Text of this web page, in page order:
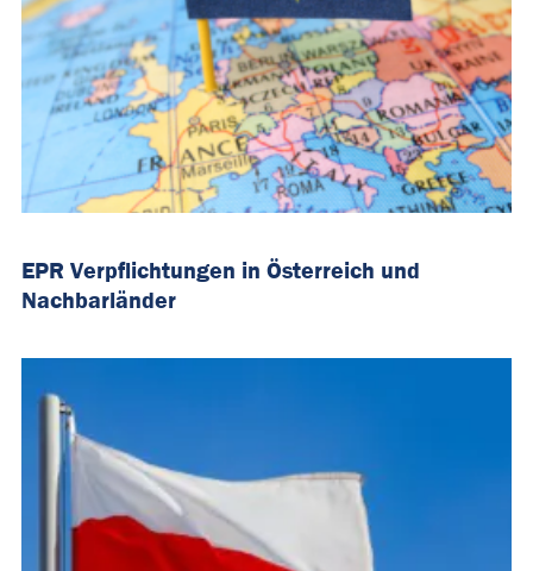
EPR Verpflichtungen in Österreich und
Nachbarländer